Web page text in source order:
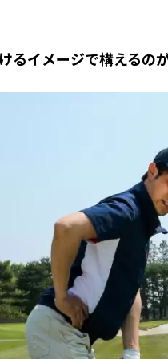
るイメージで構えるの